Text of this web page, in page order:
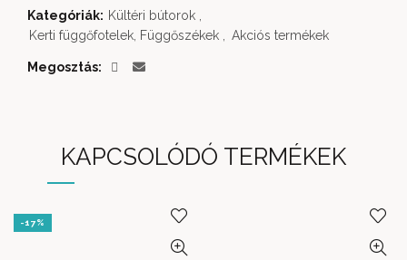
Kategóriák: Kültéri bútorok ,
Kerti függőfotelek, Függőszékek , Akciós termékek
Megosztás
KAPCSOLÓDÓ TERMÉKEK
-17%